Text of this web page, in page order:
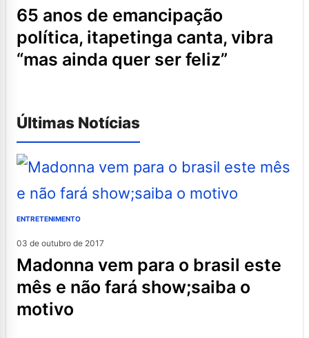
65 anos de emancipação
política, itapetinga canta, vibra
“mas ainda quer ser feliz”
Últimas Notícias
ENTRETENIMENTO
03 de outubro de 2017
madonna vem para o brasil este
mês e não fará show;saiba o
motivo